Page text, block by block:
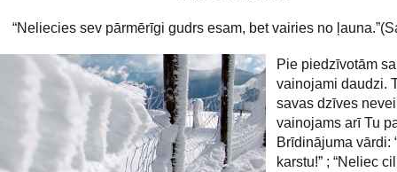
“Neliecies sev pārmērīgi gudrs esam, bet vairies no
Pie piedzīvotām
vainojami daudzi.
savas dzīves
vainojams arī Tu
Brīdinājuma vārdi:
karstu!” ; “Neliec